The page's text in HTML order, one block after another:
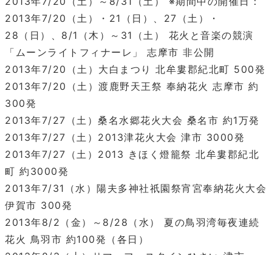
2013年7/20（土）・21（日）、27（土）・
28（日）、8/1（木）～31（土） 花火と音楽の競演
「ムーンライトフィナーレ」 志摩市 非公開
2013年7/20（土）大白まつり 北牟婁郡紀北町 500発
2013年7/20（土）渡鹿野天王祭 奉納花火 志摩市 約
300発
2013年7/27（土）桑名水郷花火大会 桑名市 約1万発
2013年7/27（土）2013津花火大会 津市 3000発
2013年7/27（土）2013 きほく燈籠祭 北牟婁郡紀北
町 約3000発
2013年7/31（水）陽夫多神社祇園祭宵宮奉納花火大会
伊賀市 300発
2013年8/2（金）～8/28（水） 夏の鳥羽湾毎夜連続
花火 鳥羽市 約100発（各日）